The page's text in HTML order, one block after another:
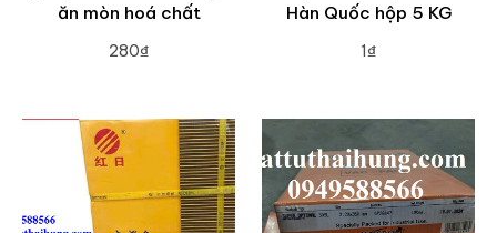
ăn mòn hoá chất
280₫
Hàn Quốc hộp 5 KG
1₫